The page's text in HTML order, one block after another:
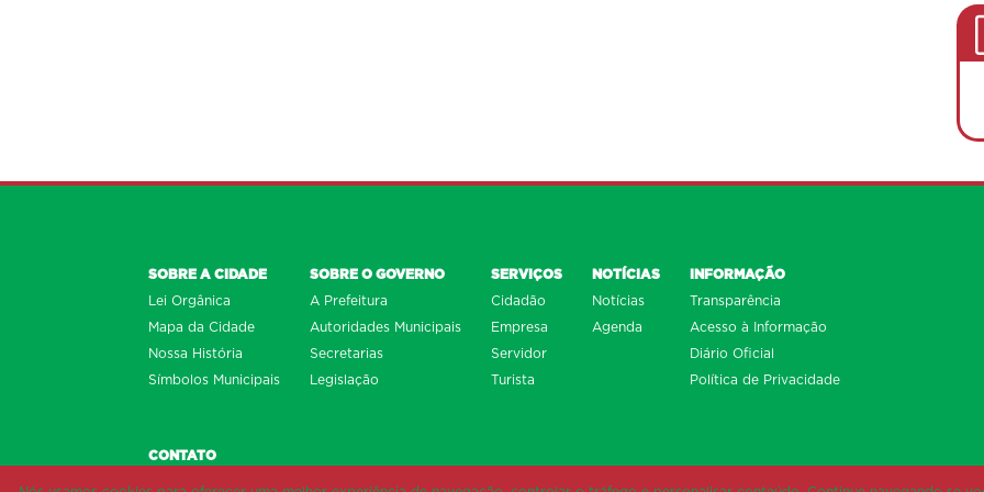
SOBRE A CIDADE
Lei Orgânica
Mapa da Cidade
Nossa História
Símbolos Municipais
SOBRE O GOVERNO
A Prefeitura
Autoridades Municipais
Secretarias
Legislação
SERVIÇOS
Cidadão
Empresa
Servidor
Turista
NOTÍCIAS
Notícias
Agenda
INFORMAÇÃO
Transparência
Acesso à Informação
Diário Oficial
Política de Privacidade
CONTATO